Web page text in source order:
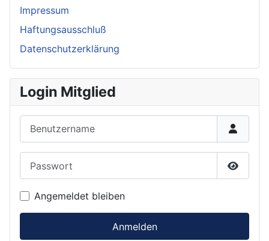
Impressum
Haftungsausschluß
Datenschutzerklärung
Login Mitglied
Angemeldet bleiben
Anmelden